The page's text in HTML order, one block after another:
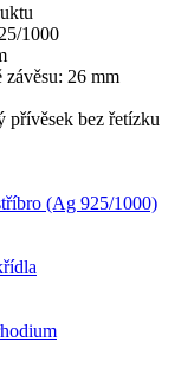
1000
26 mm
přívěsek bez řetízku
(Ag 925/1000)